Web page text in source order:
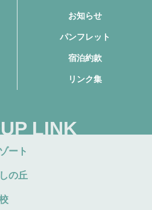
お知らせ
パンフレット
宿泊約款
リンク集
LINK
ート
の丘